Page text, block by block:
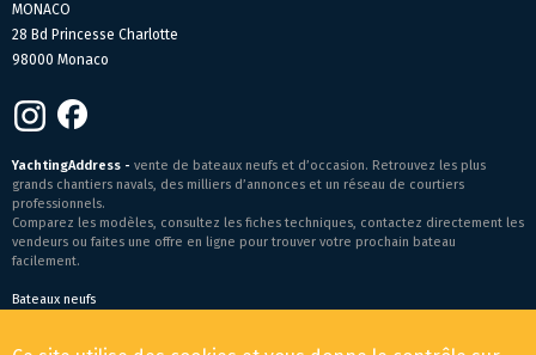
MONACO
28 Bd Princesse Charlotte
98000 Monaco
YachtingAddress - vente de bateaux neufs et d’occasion. Retrouvez les plus
grands chantiers navals, des milliers d’annonces et un réseau de courtiers
professionnels.
Comparez les modèles, consultez les fiches techniques, contactez directement les
vendeurs ou faites une offre en ligne pour trouver votre prochain bateau
facilement.
Bateaux neufs